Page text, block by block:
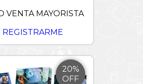
VENTA MAYORISTA
REGISTRARME
20%
OFF